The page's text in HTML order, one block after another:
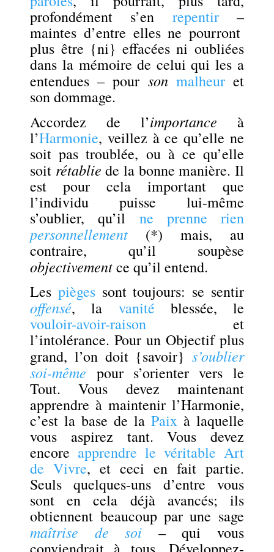
profondément s’en repentir–
maintes d’entre elles ne pourront
plus être {ni} effacées ni oubliées
dans la mémoire de celui qui les a
entendues – pour son malheuret
son dommage.
Accordez de l’importance à
l’Harmonie, veillez à ce qu’elle ne
soit pas troublée, ou à ce qu’elle
soit rétablie de la bonne manière. Il
estpour cela importantque
l’individu puisse lui-même
s’oublier, qu’il ne prenne rien
personnellement (*) mais, au
contraire, qu’il soupèse
objectivementce qu’il entend.
Lespièges sont toujours: se sentir
offensé, la vanité blessée, le
vouloir-avoir-raison et
l’intolérance. Pour un Objectif plus
grand, l’on doit {savoir} s’oublier
soi-même pour s’orienter vers le
Tout. Vous devez maintenant
apprendre à maintenir l’Harmonie,
c’est la base de la Paixà laquelle
vous aspirez tant. Vous devez
encore apprendre le véritable Art
de Vivre, et ceci en fait partie.
Seuls quelques-uns d’entre vous
sont en cela déjà avancés; ils
obtiennent beaucoup par une sage
maîtrise de soi – qui vous